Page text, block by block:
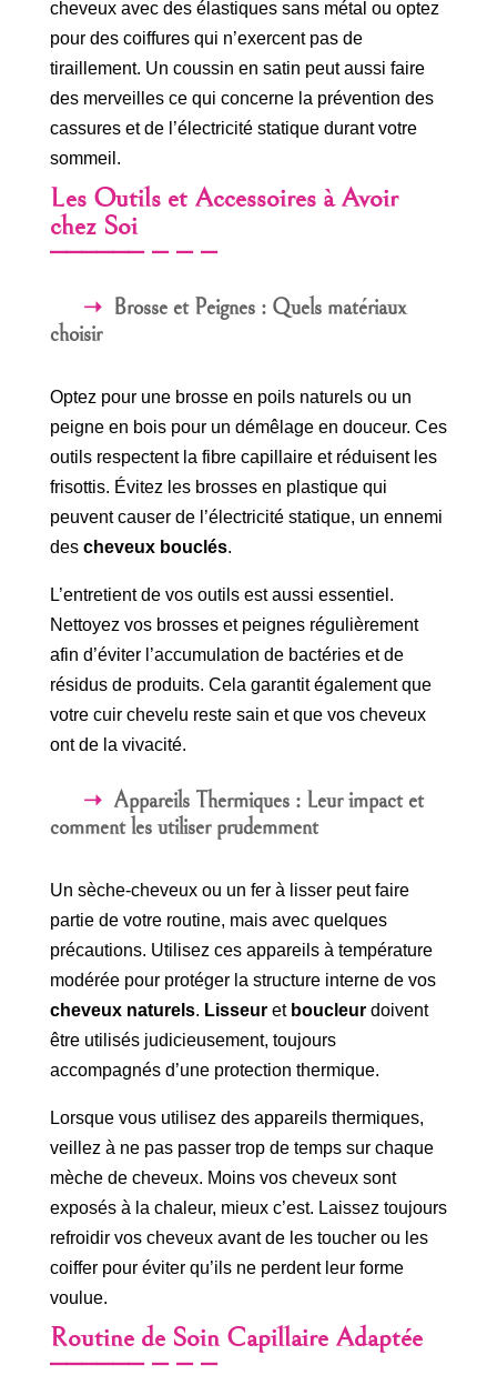
cheveux avec des élastiques sans métal ou optez
pour des coiffures qui n’exercent pas de
tiraillement. Un coussin en satin peut aussi faire
des merveilles ce qui concerne la prévention des
cassures et de l’électricité statique durant votre
sommeil.
Les Outils et Accessoires à Avoir
chez Soi
Brosse et Peignes : Quels matériaux
choisir
Optez pour une brosse en poils naturels ou un
peigne en bois pour un démêlage en douceur. Ces
outils respectent la fibre capillaire et réduisent les
frisottis. Évitez les brosses en plastique qui
peuvent causer de l’électricité statique, un ennemi
des cheveux bouclés.
L’entretient de vos outils est aussi essentiel.
Nettoyez vos brosses et peignes régulièrement
afin d’éviter l’accumulation de bactéries et de
résidus de produits. Cela garantit également que
votre cuir chevelu reste sain et que vos cheveux
ont de la vivacité.
Appareils Thermiques : Leur impact et
comment les utiliser prudemment
Un sèche-cheveux ou un fer à lisser peut faire
partie de votre routine, mais avec quelques
précautions. Utilisez ces appareils à température
modérée pour protéger la structure interne de vos
cheveux naturels. Lisseuret boucleurdoivent
être utilisés judicieusement, toujours
accompagnés d’une protection thermique.
Lorsque vous utilisez des appareils thermiques,
veillez à ne pas passer trop de temps sur chaque
mèche de cheveux. Moins vos cheveux sont
exposés à la chaleur, mieux c’est. Laissez toujours
refroidir vos cheveux avant de les toucher ou les
coiffer pour éviter qu’ils ne perdent leur forme
voulue.
Routine de Soin Capillaire Adaptée